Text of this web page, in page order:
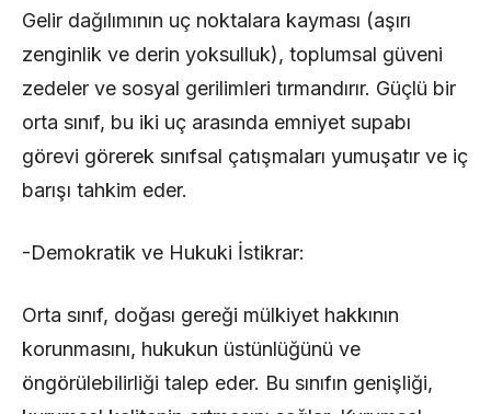
Gelir dağılımının uç noktalara kayması (aşırı
zenginlik ve derin yoksulluk), toplumsal güveni
zedeler ve sosyal gerilimleri tırmandırır. Güçlü bir
orta sınıf, bu iki uç arasında emniyet supabı
görevi görerek sınıfsal çatışmaları yumuşatır ve iç
barışı tahkim eder.
-Demokratik ve Hukuki İstikrar:
Orta sınıf, doğası gereği mülkiyet hakkının
korunmasını, hukukun üstünlüğünü ve
öngörülebilirliği talep eder. Bu sınıfın genişliği,